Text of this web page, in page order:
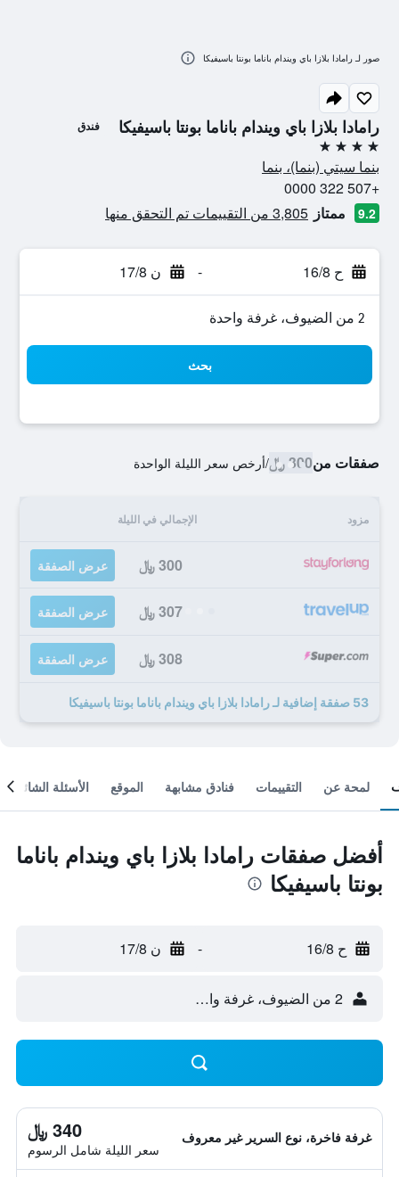
رامادا بلازا باي ويندام باناما بونتا باسيفيكا فندق
4 نجوم
بنما سيتي (بنما)، بنما
+507 322 0000
9.2 ممتاز 3,805 من التقييمات تم التحقق منها
ح 16/8 - ن 17/8
2 من الضيوف، غرفة واحدة
بحث
صفقات من300 ﷼ /أرخص سعر الليلة الواحدة
مزود الإجمالي في الليلة
300 ﷼ عرض الصفقة
307 ﷼ عرض الصفقة
308 ﷼ عرض الصفقة
53 صفقة إضافية لـ رامادا بلازا باي ويندام باناما بونتا باسيفيكا
صور لـ رامادا بلازا باي ويندام باناما بونتا باسيفيكا
لمحة عن التقييمات فنادق مشابهة الموقع الأسئلة الشائعة
أفضل صفقات رامادا بلازا باي ويندام باناما
بونتا باسيفيكا
ح 16/8 - ن 17/8
2 من الضيوف، غرفة واحدة
غرفة فاخرة، نوع السرير غير معروف 340 ﷼
سعر الليلة شامل الرسوم